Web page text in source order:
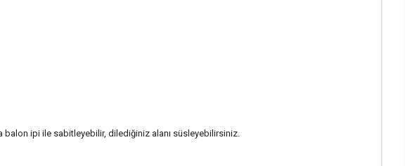
ipi ile sabitleyebilir, dilediğiniz alanı süsleyebilirsiniz.